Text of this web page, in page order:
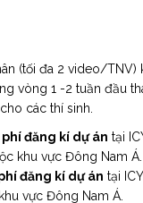
(tối đa 2 video/
vòng 1 -2 tuần đầu
các thí sinh.
phí đăng kí dự án tại
khu vực Đông Nam Á.
đăng kí dự án tại
vực Đông Nam Á.